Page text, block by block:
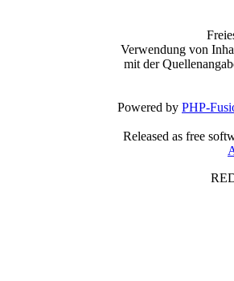
Verwendung von
mit der
Powered by PHP-
Released as free